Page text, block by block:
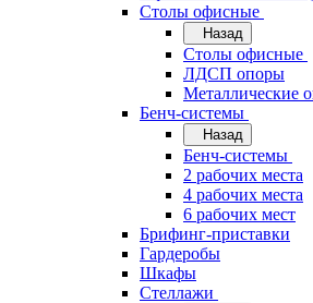
Cтолы офисные
Назад
Cтолы офисные
ЛДСП опоры
Металлические
Бенч-системы
Назад
Бенч-системы
2 рабочих места
4 рабочих места
6 рабочих мест
Брифинг-приставки
Гардеробы
Шкафы
Стеллажи